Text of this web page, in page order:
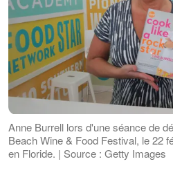
Anne Burrell lors d'une séance de
Beach Wine & Food Festival, le 22
en Floride. | Source : Getty Images